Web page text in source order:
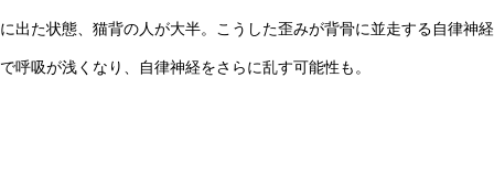
に出た状態、猫背の人が大半。こうした歪みが背骨に並走する自律神
で呼吸が浅くなり、自律神経をさらに乱す可能性も。